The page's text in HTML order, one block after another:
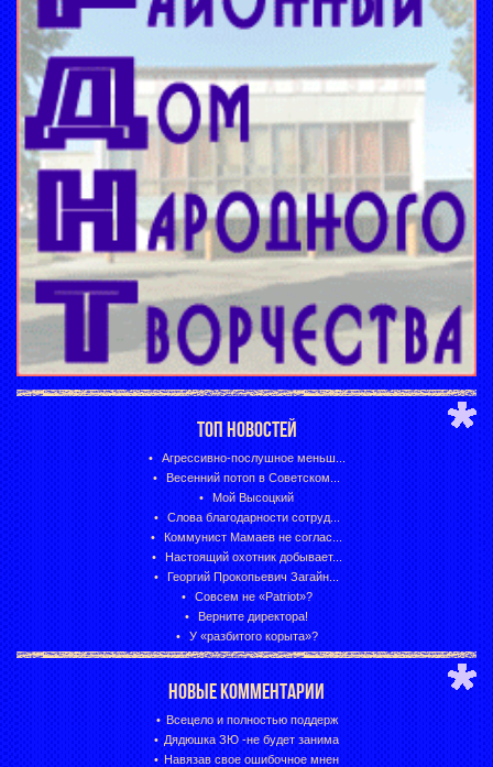
ТОП НОВОСТЕЙ
Агрессивно-послушное меньш...
Весенний потоп в Советском...
Мой Высоцкий
Слова благодарности сотруд...
Коммунист Мамаев не соглас...
Настоящий охотник добывает...
Георгий Прокопьевич Загайн...
Совсем не «Patriot»?
Верните директора!
У «разбитого корыта»?
НОВЫЕ КОММЕНТАРИИ
Всецело и полностью поддерж
Дядюшка ЗЮ -не будет занима
Навязав свое ошибочное мнен